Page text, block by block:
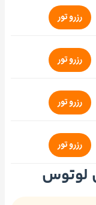
رزرو تور
رزرو تور
رزرو تور
رزرو تور
لوتوس